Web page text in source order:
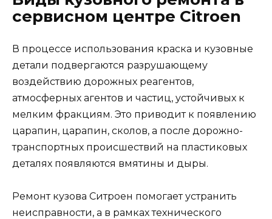
сервисном центре Citroen
В процессе использования краска и кузовные
детали подвергаются разрушающему
воздействию дорожных реагентов,
атмосферных агентов и частиц, устойчивых к
мелким фракциям. Это приводит к появлению
царапин, царапин, сколов, а после дорожно-
транспортных происшествий на пластиковых
деталях появляются вмятины и дыры.
Ремонт кузова Ситроен помогает устранить
неисправности, а в рамках технического